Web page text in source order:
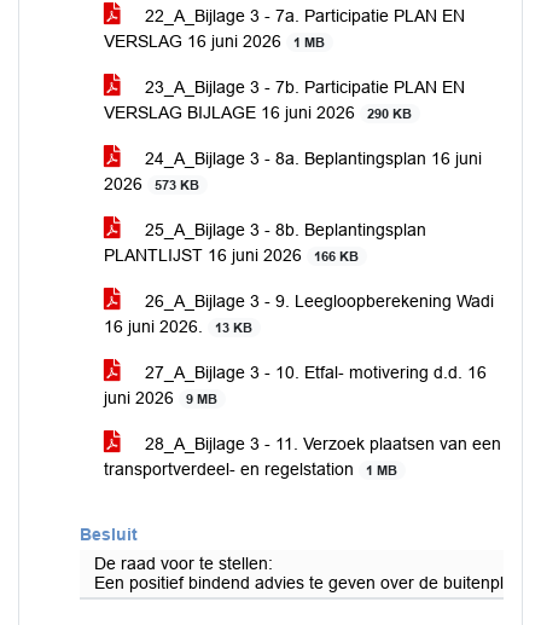
22_A_Bijlage 3 - 7a. Participatie PLAN EN
VERSLAG 16 juni 2026
1 MB
23_A_Bijlage 3 - 7b. Participatie PLAN EN
VERSLAG BIJLAGE 16 juni 2026
290 KB
24_A_Bijlage 3 - 8a. Beplantingsplan 16 juni
2026
573 KB
25_A_Bijlage 3 - 8b. Beplantingsplan
PLANTLIJST 16 juni 2026
166 KB
26_A_Bijlage 3 - 9. Leegloopberekening Wadi
16 juni 2026.
13 KB
27_A_Bijlage 3 - 10. Etfal- motivering d.d. 16
juni 2026
9 MB
28_A_Bijlage 3 - 11. Verzoek plaatsen van een
transportverdeel- en regelstation
1 MB
Besluit
De raad voor te stellen:
Een positief bindend advies te geven over de